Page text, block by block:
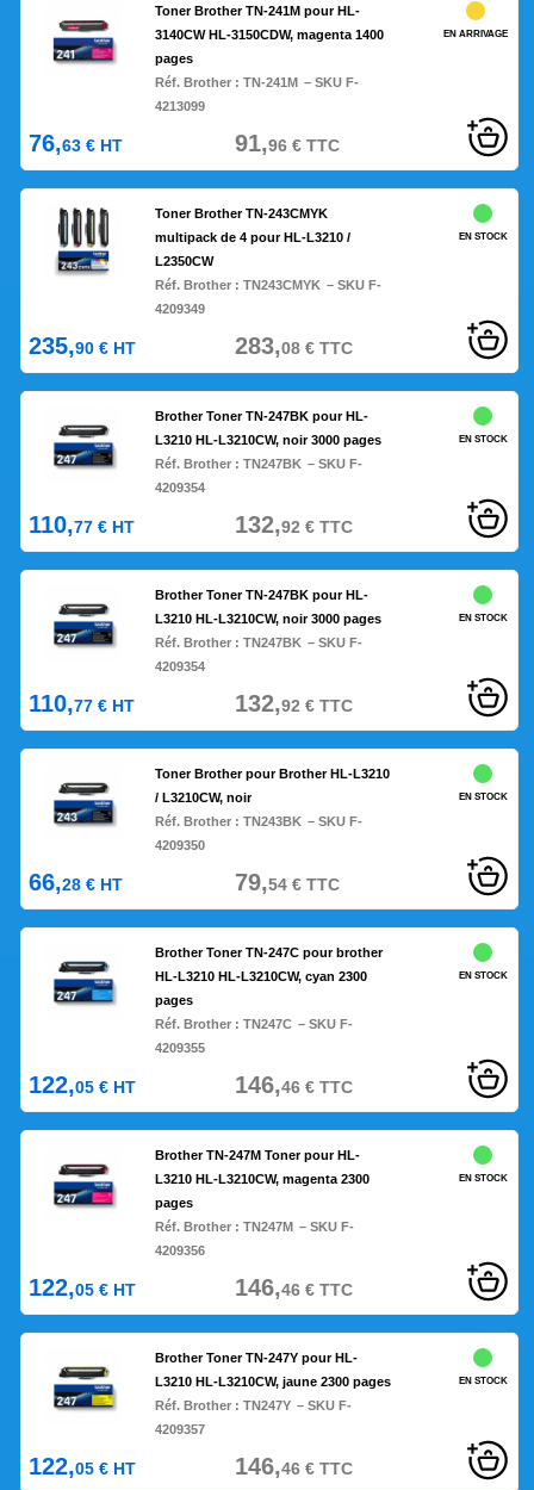
Toner Brother TN-241M pour HL-
3140CW HL-3150CDW, magenta 1400
pages
Réf. Brother :TN-241M – SKU F-
4213099
EN ARRIVAGE
76,63 € HT 91,96€TTC
Toner Brother TN-243CMYK
multipack de 4 pour HL-L3210 /
L2350CW
Réf. Brother :TN243CMYK – SKU F-
4209349
EN STOCK
235,90 € HT 283,08€TTC
Brother Toner TN-247BK pour HL-
L3210 HL-L3210CW, noir 3000 pages
Réf. Brother :TN247BK – SKU F-
4209354
EN STOCK
110,77 € HT 132,92 €TTC
Brother Toner TN-247BK pour HL-
L3210 HL-L3210CW, noir 3000 pages
Réf. Brother :TN247BK – SKU F-
4209354
EN STOCK
110,77 € HT 132,92 €TTC
Toner Brother pour Brother HL-L3210
/ L3210CW, noir
Réf. Brother :TN243BK – SKU F-
4209350
EN STOCK
66,28 € HT 79,54€TTC
Brother Toner TN-247C pour brother
HL-L3210 HL-L3210CW, cyan 2300
pages
Réf. Brother :TN247C – SKU F-
4209355
EN STOCK
122,05 € HT 146,46€TTC
Brother TN-247M Toner pour HL-
L3210 HL-L3210CW, magenta 2300
pages
Réf. Brother :TN247M – SKU F-
4209356
EN STOCK
122,05 € HT 146,46€TTC
Brother Toner TN-247Y pour HL-
L3210 HL-L3210CW, jaune 2300 pages
Réf. Brother :TN247Y – SKU F-
4209357
EN STOCK
122,05 € HT 146,46€TTC